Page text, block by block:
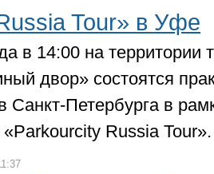
Tour» в Уфе
в 14:00 на территории
двор» состоятся
Санкт-Петербурга в
«Parkourcity Russia Tour».